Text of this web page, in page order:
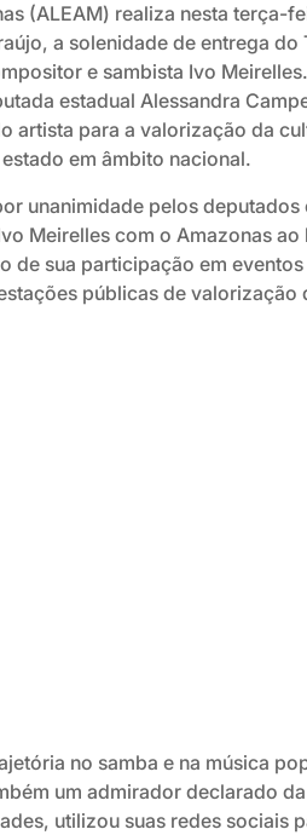
(ALEAM) realiza nesta terça-
a solenidade de entrega do
e sambista Ivo
estadual Alessandra
artista para a valorização da
em âmbito nacional.
unanimidade pelos deputados
Meirelles com o Amazonas
de sua participação em
públicas de valorização
no samba e na música
um admirador declarado
utilizou suas redes sociais